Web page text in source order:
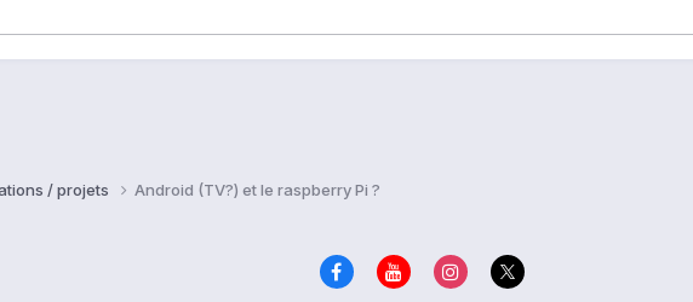
/ projets Android (TV?) et le raspberry Pi ?